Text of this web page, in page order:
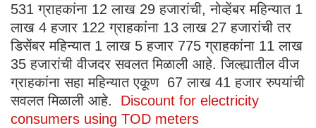
531 ग्राहकांना 12 लाख 29 हजारांची, नोव्हेंबर महिन्यात 1
लाख 4 हजार 122 ग्राहकांना 13 लाख 27 हजारांची तर
डिसेंबर महिन्यात 1 लाख 5 हजार 775 ग्राहकांना 11 लाख
35 हजारांची वीजदर सवलत मिळाली आहे. जिल्ह्यातील वीज
ग्राहकांना सहा महिन्यात एकूण 67 लाख 41 हजार रुपयांची
सवलत मिळाली आहे. Discount for electricity
consumers using TOD meters